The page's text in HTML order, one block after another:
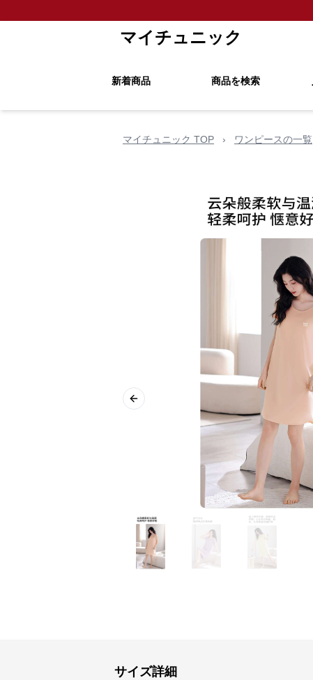
マイチュニック
新着商品 商品を検索
マイチュニック TOP › ワンピースの一覧
Previous slide
サイズ詳細